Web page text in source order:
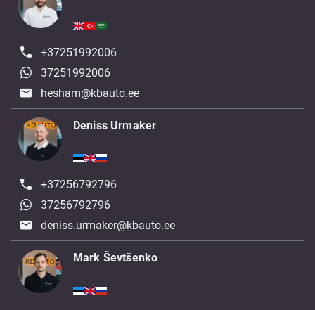
+37251992006
37251992006
hesham@kbauto.ee
Deniss Urmaker
+37256792796
37256792796
deniss.urmaker@kbauto.ee
Mark Ševtšenko